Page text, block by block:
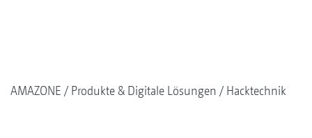
AMAZONE Produkte & Digitale Lösungen Hacktechnik